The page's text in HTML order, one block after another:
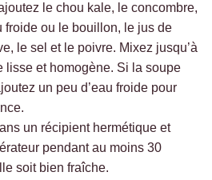
le chou kale, le concombre,
froide ou le bouillon, le jus de
le sel et le poivre. Mixez jusqu’à
lisse et homogène. Si la soupe
un peu d’eau froide pour
un récipient hermétique et
pendant au moins 30
soit bien fraîche.